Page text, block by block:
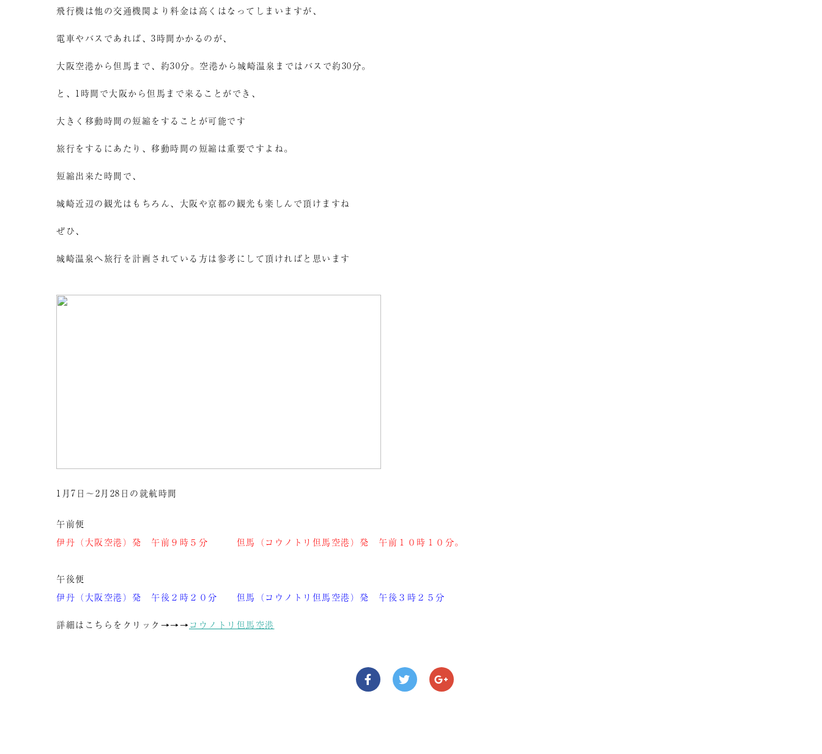
飛行機は他の交通機関より料金は高くはなってしまいますが、
電車やバスであれば、3時間かかるのが、
大阪空港から但馬まで、約30分。空港から城崎温泉まではバスで約30分。
と、1時間で大阪から但馬まで来ることができ、
大きく移動時間の短縮をすることが可能です
旅行をするにあたり、移動時間の短縮は重要ですよね。
短縮出来た時間で、
城崎近辺の観光はもちろん、大阪や京都の観光も楽しんで頂けますね
ぜひ、
城崎温泉へ旅行を計画されている方は参考にして頂ければと思います
1月7日～2月28日の就航時間
午前便
伊丹（大阪空港）発 午前９時５分 但馬（コウノトリ但馬空港）発 午前１０時１０分。
午後便
伊丹（大阪空港）発 午後２時２０分 但馬（コウノトリ但馬空港）発 午後３時２５分
詳細はこちらをクリック→→→コウノトリ但馬空港